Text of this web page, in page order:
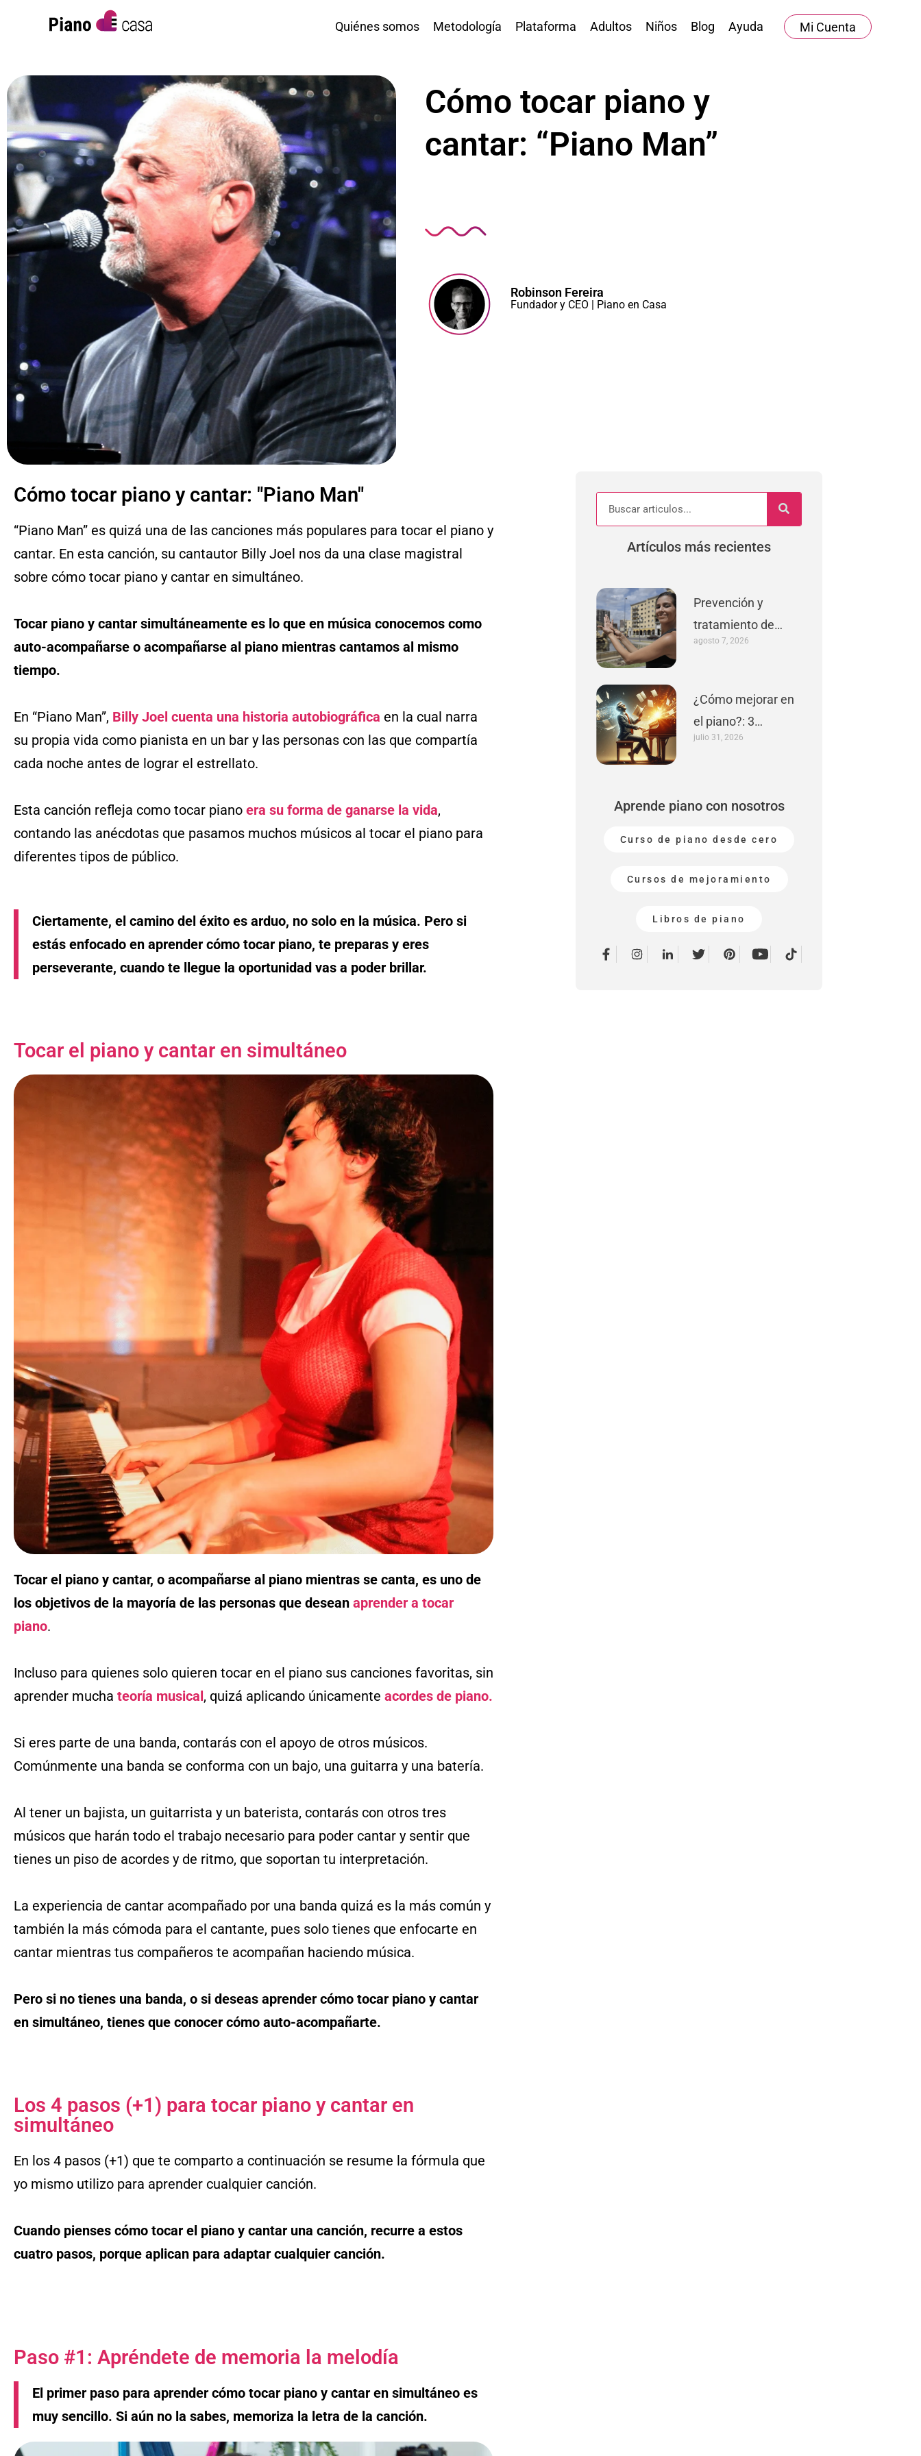
Quiénes somos Metodología Plataforma Adultos Niños Blog Ayuda Mi Cuenta
Cómo tocar piano y
cantar: “Piano Man”
Cómo tocar piano y cantar: "Piano Man"
“Piano Man” es quizá una de las canciones más populares para tocar el piano y
cantar. En esta canción, su cantautor Billy Joel nos da una clase magistral
sobre cómo tocar piano y cantar en simultáneo.
Tocar piano y cantar simultáneamente es lo que en música conocemos como
auto-acompañarse o acompañarse al piano mientras cantamos al mismo
tiempo.
En “Piano Man”, Billy Joel cuenta una historia autobiográfica en la cual narra
su propia vida como pianista en un bar y las personas con las que compartía
cada noche antes de lograr el estrellato.
Esta canción refleja como tocar piano era su forma de ganarse la vida,
contando las anécdotas que pasamos muchos músicos al tocar el piano para
diferentes tipos de público.
Ciertamente, el camino del éxito es arduo, no solo en la música. Pero si
estás enfocado en aprender cómo tocar piano, te preparas y eres
perseverante, cuando te llegue la oportunidad vas a poder brillar.
Tocar el piano y cantar en simultáneo
Tocar el piano y cantar, o acompañarse al piano mientras se canta, es uno de
los objetivos de la mayoría de las personas que desean aprender a tocar
piano.
Incluso para quienes solo quieren tocar en el piano sus canciones favoritas, sin
aprender mucha teoría musical, quizá aplicando únicamente acordes de piano.
Si eres parte de una banda, contarás con el apoyo de otros músicos.
Comúnmente una banda se conforma con un bajo, una guitarra y una batería.
Al tener un bajista, un guitarrista y un baterista, contarás con otros tres
músicos que harán todo el trabajo necesario para poder cantar y sentir que
tienes un piso de acordes y de ritmo, que soportan tu interpretación.
La experiencia de cantar acompañado por una banda quizá es la más común y
también la más cómoda para el cantante, pues solo tienes que enfocarte en
cantar mientras tus compañeros te acompañan haciendo música.
Pero si no tienes una banda, o si deseas aprender cómo tocar piano y cantar
en simultáneo, tienes que conocer cómo auto-acompañarte.
Los 4 pasos (+1) para tocar piano y cantar en
simultáneo
En los 4 pasos (+1) que te comparto a continuación se resume la fórmula que
yo mismo utilizo para aprender cualquier canción.
Cuando pienses cómo tocar el piano y cantar una canción, recurre a estos
cuatro pasos, porque aplican para adaptar cualquier canción.
Paso #1: Apréndete de memoria la melodía
El primer paso para aprender cómo tocar piano y cantar en simultáneo es
muy sencillo. Si aún no la sabes, memoriza la letra de la canción.
Artículos más recientes
Prevención y
tratamiento de
lesiones en
agosto 7, 2026
¿Cómo mejorar en
el piano?: 3
consejos prácticos
julio 31, 2026
Aprende piano con nosotros
Curso de piano desde cero
Cursos de mejoramiento
Libros de piano